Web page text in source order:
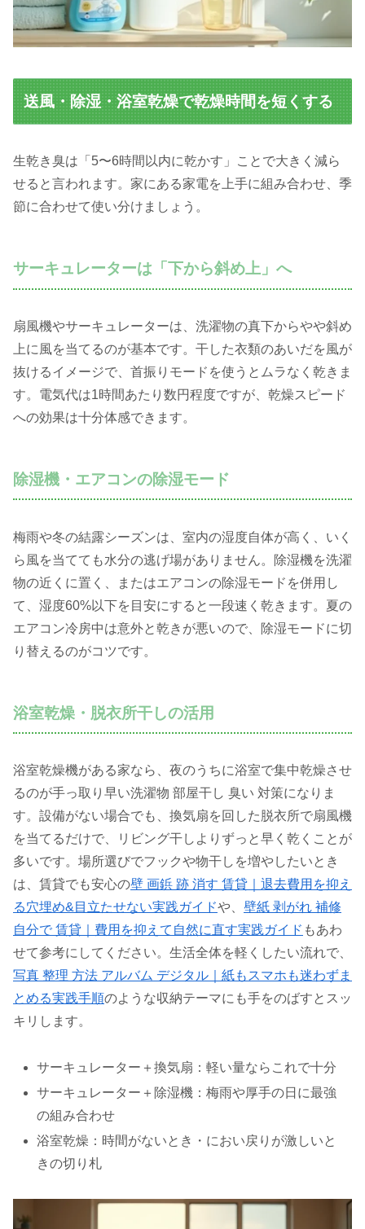
送風・除湿・浴室乾燥で乾燥時間を短くする
生乾き臭は「5〜6時間以内に乾かす」ことで大きく減ら
せると言われます。家にある家電を上手に組み合わせ、季
節に合わせて使い分けましょう。
サーキュレーターは「下から斜め上」へ
扇風機やサーキュレーターは、洗濯物の真下からやや斜め
上に風を当てるのが基本です。干した衣類のあいだを風が
抜けるイメージで、首振りモードを使うとムラなく乾きま
す。電気代は1時間あたり数円程度ですが、乾燥スピード
への効果は十分体感できます。
除湿機・エアコンの除湿モード
梅雨や冬の結露シーズンは、室内の湿度自体が高く、いく
ら風を当てても水分の逃げ場がありません。除湿機を洗濯
物の近くに置く、またはエアコンの除湿モードを併用し
て、湿度60%以下を目安にすると一段速く乾きます。夏の
エアコン冷房中は意外と乾きが悪いので、除湿モードに切
り替えるのがコツです。
浴室乾燥・脱衣所干しの活用
浴室乾燥機がある家なら、夜のうちに浴室で集中乾燥させ
るのが手っ取り早い洗濯物 部屋干し 臭い 対策になりま
す。設備がない場合でも、換気扇を回した脱衣所で扇風機
を当てるだけで、リビング干しよりずっと早く乾くことが
多いです。場所選びでフックや物干しを増やしたいとき
は、賃貸でも安心の壁 画鋲 跡 消す 賃貸｜退去費用を抑え
る穴埋め&目立たせない実践ガイドや、 壁紙 剥がれ 補修
自分で 賃貸｜費用を抑えて自然に直す実践ガイド もあわ
せて参考にしてください。生活全体を軽くしたい流れで、
写真 整理 方法 アルバム デジタル｜紙もスマホも迷わずま
とめる実践手順のような収納テーマにも手をのばすとスッ
キリします。
サーキュレーター＋換気扇：軽い量ならこれで十分
サーキュレーター＋除湿機：梅雨や厚手の日に最強
の組み合わせ
浴室乾燥：時間がないとき・におい戻りが激しいと
きの切り札